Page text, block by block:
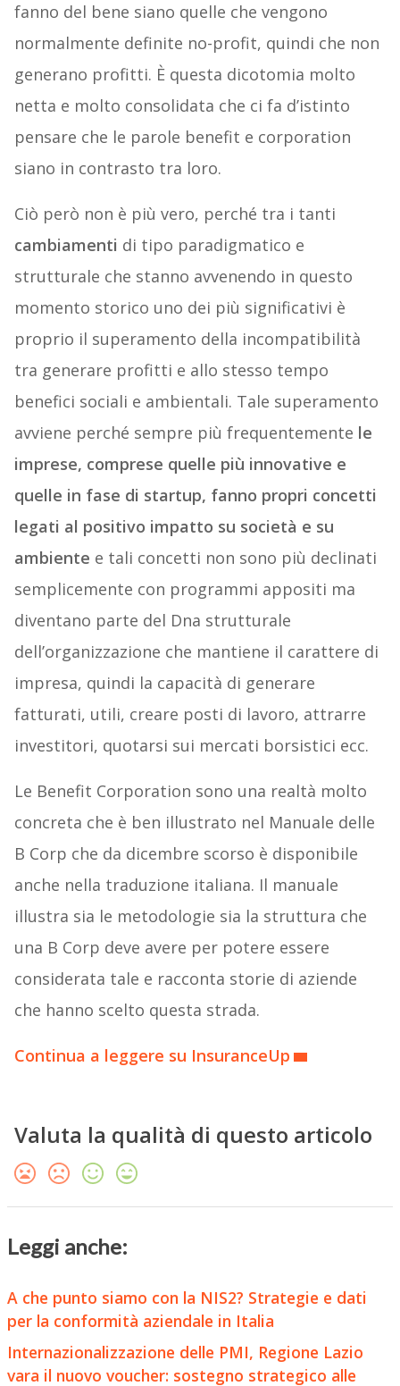
fanno del bene siano quelle che vengono
normalmente definite no-profit, quindi che non
generano profitti. È questa dicotomia molto
netta e molto consolidata che ci fa d’istinto
pensare che le parole benefit e corporation
siano in contrasto tra loro.
Ciò però non è più vero, perché tra i tanti
cambiamenti di tipo paradigmatico e
strutturale che stanno avvenendo in questo
momento storico uno dei più significativi è
proprio il superamento della incompatibilità
tra generare profitti e allo stesso tempo
benefici sociali e ambientali. Tale superamento
avviene perché sempre più frequentemente le
imprese, comprese quelle più innovative e
quelle in fase di startup, fanno propri concetti
legati al positivo impatto su società e su
ambiente e tali concetti non sono più declinati
semplicemente con programmi appositi ma
diventano parte del Dna strutturale
dell’organizzazione che mantiene il carattere di
impresa, quindi la capacità di generare
fatturati, utili, creare posti di lavoro, attrarre
investitori, quotarsi sui mercati borsistici ecc.
Le Benefit Corporation sono una realtà molto
concreta che è ben illustrato nel Manuale delle
B Corp che da dicembre scorso è disponibile
anche nella traduzione italiana. Il manuale
illustra sia le metodologie sia la struttura che
una B Corp deve avere per potere essere
considerata tale e racconta storie di aziende
che hanno scelto questa strada.
Continua a leggere su InsuranceUp
Valuta la qualità di questo articolo
Leggi anche:
A che punto siamo con la NIS2? Strategie e dati
per la conformità aziendale in Italia
Internazionalizzazione delle PMI, Regione Lazio
vara il nuovo voucher: sostegno strategico alle